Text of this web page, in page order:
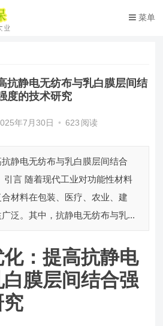
菜单
抗静电无纺布与乳白膜层间结
度的技术研究
年7月30日 • 623 阅读
静电无纺布与乳白膜层间结合
引言 随着现代工业对功能性材料
材料在包装、医疗、农业、建
泛。其中，抗静电无纺布与乳...
：提高抗静电
膜层间结合强
究